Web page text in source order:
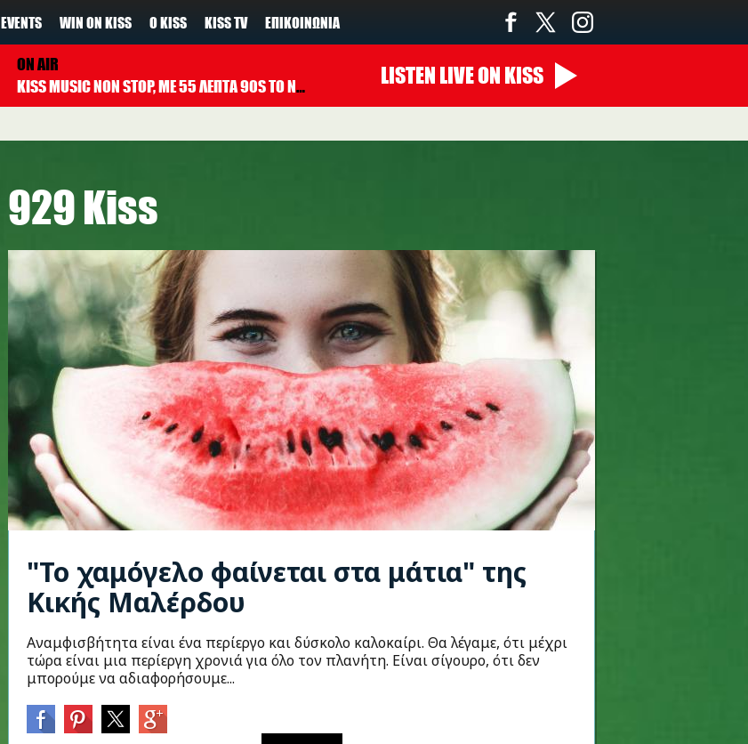
EVENTS WIN ON KISS Ο KISS KISS TV ΕΠΙΚΟΙΝΩΝΊΑ
ON AIR
KISS MUSIC NON STOP, ΜΕ 55 ΛΕΠΤΑ 90S TO NOW ΚΑΘΕ ΩΡΑ
00:00 - 07:00
LISTEN LIVEON KISS
929 Kiss
"Το χαμόγελο φαίνεται στα μάτια" της
Κικής Μαλέρδου
Αναμφισβήτητα είναι ένα περίεργο και δύσκολο καλοκαίρι. Θα λέγαμε, ότι μέχρι
τώρα είναι μια περίεργη χρονιά για όλο τον πλανήτη. Eίναι σίγουρο, ότι δεν
μπορούμε να αδιαφορήσουμε...